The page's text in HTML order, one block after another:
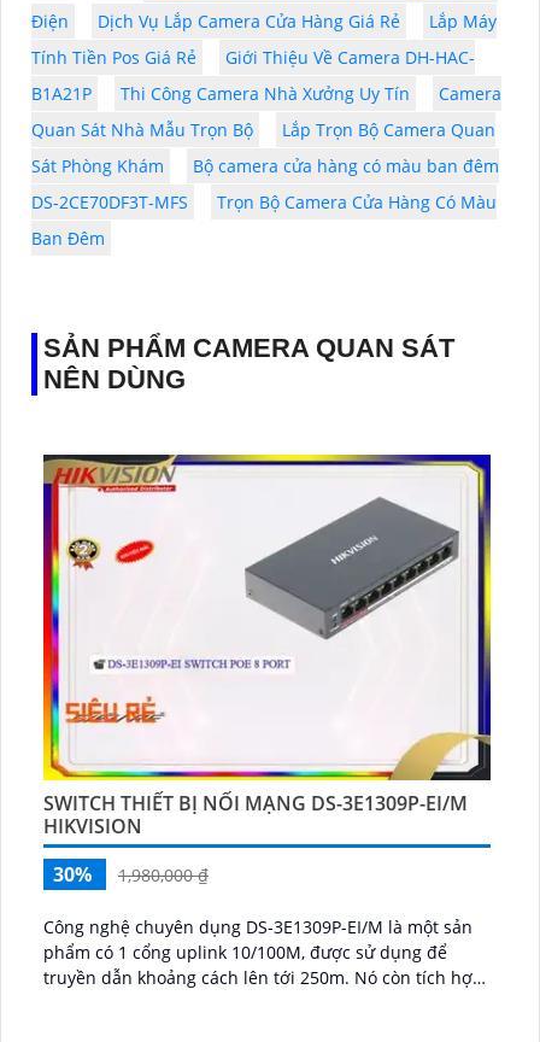
Điện
Dịch Vụ Lắp Camera Cửa Hàng Giá Rẻ
Lắp Máy
Tính Tiền Pos Giá Rẻ
Giới Thiệu Về Camera DH-HAC-
B1A21P
Thi Công Camera Nhà Xưởng Uy Tín
Camera
Quan Sát Nhà Mẫu Trọn Bộ
Lắp Trọn Bộ Camera Quan
Sát Phòng Khám
Bộ camera cửa hàng có màu ban đêm
DS-2CE70DF3T-MFS
Trọn Bộ Camera Cửa Hàng Có Màu
Ban Đêm
SẢN PHẨM CAMERA QUAN SÁT
NÊN DÙNG
SWITCH THIẾT BỊ NỐI MẠNG DS-3E1309P-EI/M
HIKVISION
30%
1,980,000 ₫
Công nghệ chuyên dụng DS-3E1309P-EI/M là một sản
phẩm có 1 cổng uplink 10/100M, được sử dụng để
truyền dẫn khoảng cách lên tới 250m. Nó còn tích hợp